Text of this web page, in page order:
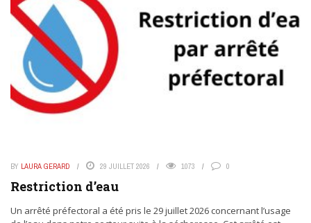
BY LAURA GERARD 29 JUILLET 2026 1073 0
Restriction d’eau
Un arrêté préfectoral a été pris le 29 juillet 2026 concernant l’usage